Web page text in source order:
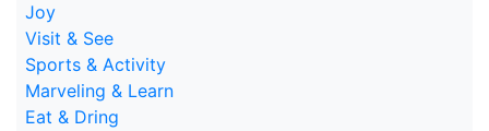
Joy
Visit & See
Sports & Activity
Marveling & Learn
Eat & Dring